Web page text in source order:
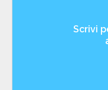
Scrivi